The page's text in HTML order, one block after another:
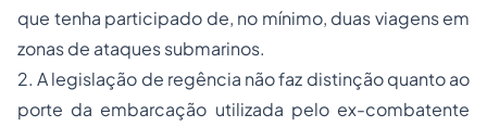
que tenha participado de, no mínimo, duas viagens em
zonas de ataques submarinos.
2. A legislação de regência não faz distinção quanto ao
porte da embarcação utilizada pelo ex-combatente